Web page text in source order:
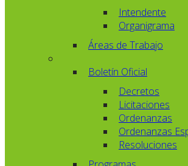
Intendente
Organigrama
Áreas de Trabajo
Boletín Oficial
Decretos
Licitaciones
Ordenanzas
Ordenanzas
Resoluciones